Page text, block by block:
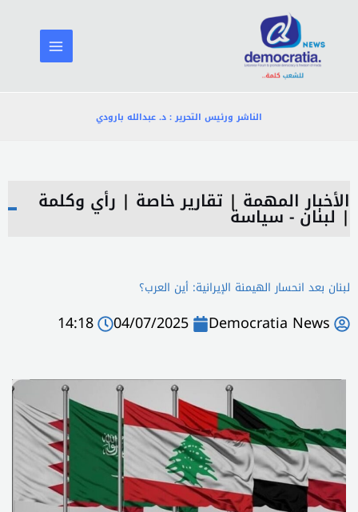
المحتوى
الناشر ورئيس التحرير : د. عبدالله بارودي
الأخبار المهمة | تقارير خاصة | رأي وكلمة
| لبنان - سياسة
لبنان بعد انحسار الهيمنة الإيرانية: أين العرب؟
Democratia News
04/07/2025
14:18